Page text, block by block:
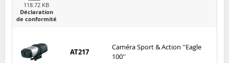
118.72 KB
Déclaration
de conformité
AT217
Caméra Sport & Action ''Eagle
100''